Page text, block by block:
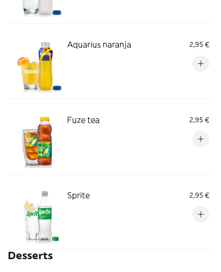
Aquarius naranja 2,95 €
Fuze tea 2,95 €
Sprite 2,95 €
Desserts